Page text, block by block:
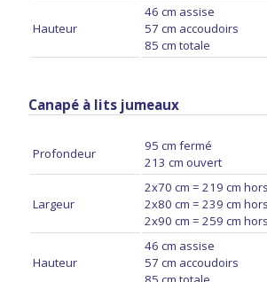
Hauteur
46 cm assise
57 cm accoudoirs
85 cm totale
Canapé à lits jumeaux
Profondeur
95 cm fermé
213 cm ouvert
Largeur
2x70 cm = 219 cm
2x80 cm = 239 cm
2x90 cm = 259 cm
Hauteur
46 cm assise
57 cm accoudoirs